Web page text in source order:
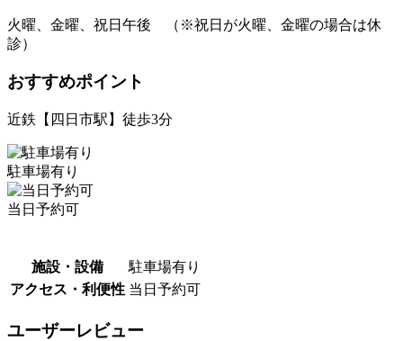
火曜、金曜、祝日午後 （※祝日が火曜、金曜の場合は休
診）
おすすめポイント
近鉄【四日市駅】徒歩3分
駐車場有り
当日予約可
施設・設備
駐車場有り
アクセス・利便性 当日予約可
ユーザーレビュー